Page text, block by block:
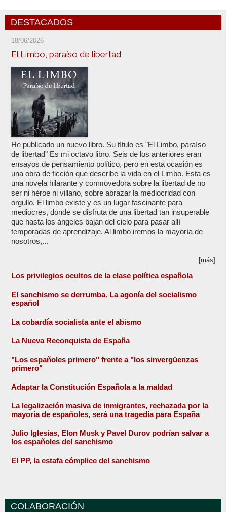
DESTACADOS
18/06/2026
El Limbo, paraíso de libertad
He publicado un nuevo libro. Su título es "El Limbo, paraíso
de libertad" Es mi octavo libro. Seis de los anteriores eran
ensayos de pensamiento político, pero en esta ocasión es
una obra de ficción que describe la vida en el Limbo. Esta es
una novela hilarante y conmovedora sobre la libertad de no
ser ni héroe ni villano, sobre abrazar la mediocridad con
orgullo. El limbo existe y es un lugar fascinante para
mediocres, donde se disfruta de una libertad tan insuperable
que hasta los ángeles bajan del cielo para pasar allí
temporadas de aprendizaje. Al limbo iremos la mayoría de
nosotros,...
[más]
Los privilegios ocultos de la clase política española
El sanchismo se derrumba. La agonía del socialismo
español
La cobardía socialista ante el abismo
La Nueva Reconquista de España
"Los españoles primero" frente a "los sinvergüenzas
primero"
Adaptar la Constitución Española a la maldad
La legalización masiva de inmigrantes, rechazada por la
mayoría de españoles, será una tragedia para España
Julio Iglesias, Elon Musk y Pavel Durov podrían salvar a
los españoles del sanchismo
El PP, la estafa cómplice del sanchismo
COLABORACIÓN